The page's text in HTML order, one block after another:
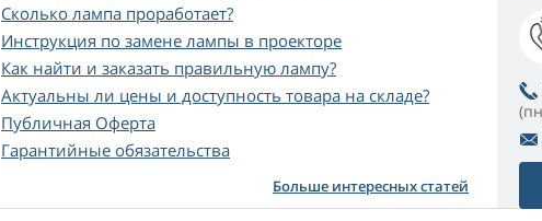
Сколько лампа проработает?
Инструкция по замене лампы в проекторе
Как найти и заказать правильную лампу?
Актуальны ли цены и доступность товара на складе?
Публичная Оферта
Гарантийные обязательства
Больше интересных статей